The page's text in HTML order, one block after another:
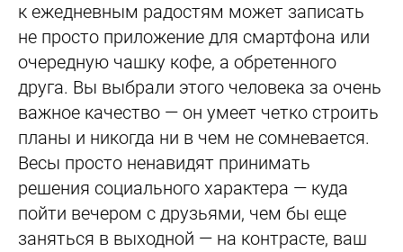
к ежедневным радостям может записать
не просто приложение для смартфона или
очередную чашку кофе, а обретенного
друга. Вы выбрали этого человека за очень
важное качество — он умеет четко строить
планы и никогда ни в чем не сомневается.
Весы просто ненавидят принимать
решения социального характера — куда
пойти вечером с друзьями, чем бы еще
заняться в выходной — на контрасте, ваш